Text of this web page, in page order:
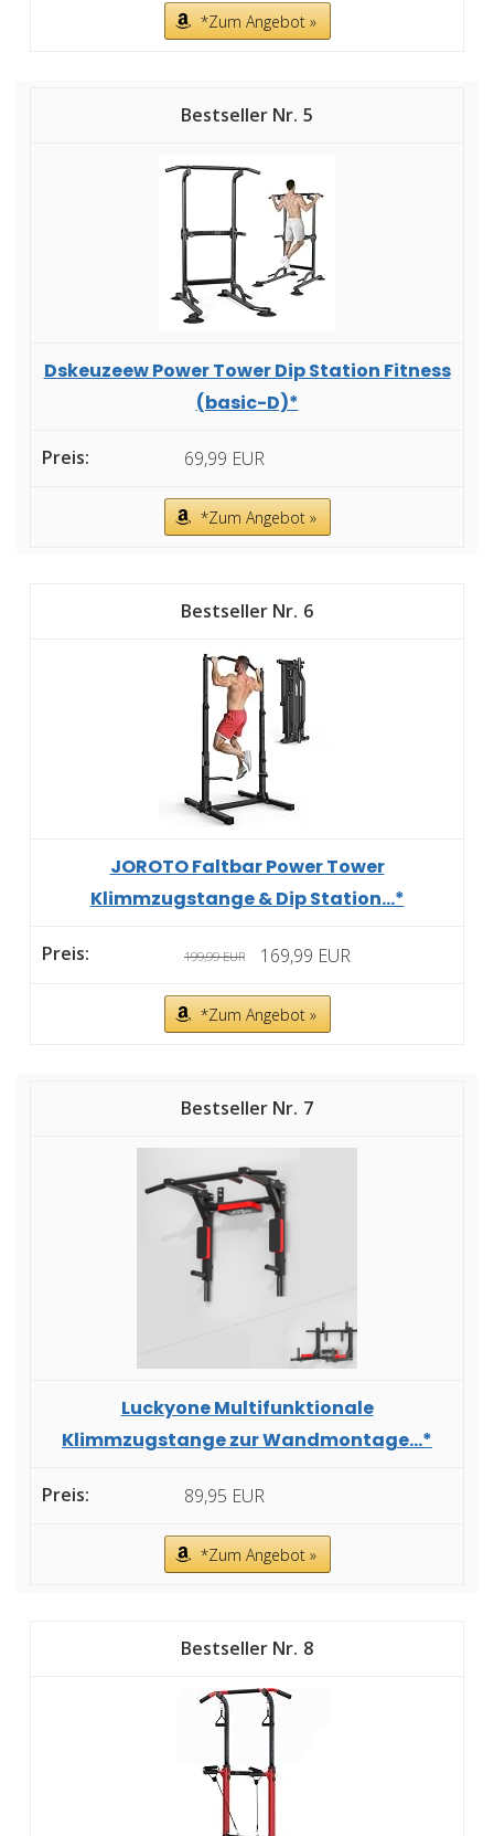
*Zum Angebot »
5
Dskeuzeew Power Tower Dip Station Fitness
(basic-D)*
69,99 EUR
*Zum Angebot »
6
JOROTO Faltbar Power Tower
Klimmzugstange & Dip Station...*
199,99 EUR 169,99 EUR
*Zum Angebot »
7
Luckyone Multifunktionale
Klimmzugstange zur Wandmontage...*
89,95 EUR
*Zum Angebot »
8